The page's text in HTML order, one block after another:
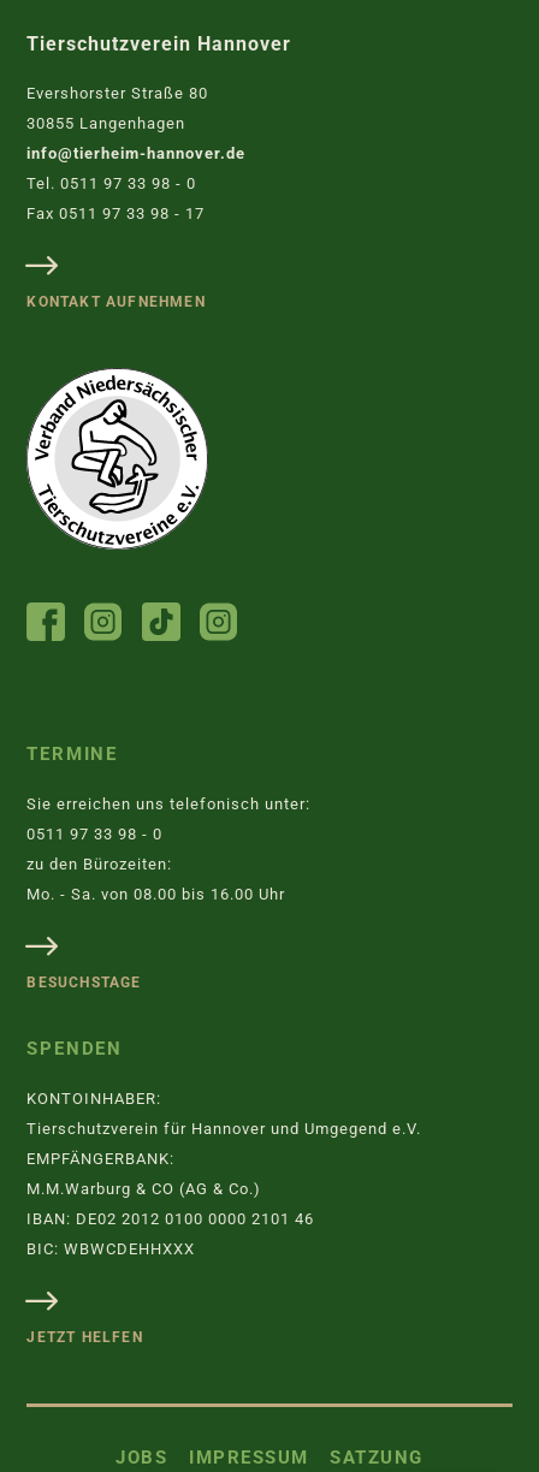
Tierschutzverein Hannover
Evershorster Straße 80
30855 Langenhagen
info@tierheim-hannover.de
Tel. 0511 97 33 98 - 0
Fax 0511 97 33 98 - 17
KONTAKT AUFNEHMEN
FACEBOOKINSTAGRAM
TIERHEIM
TIKTOK
JUGENDTIERSCHUTZGRUPPE
TERMINE
Sie erreichen uns telefonisch unter:
0511 97 33 98 - 0
zu den Bürozeiten:
Mo. - Sa. von 08.00 bis 16.00 Uhr
BESUCHSTAGE
SPENDEN
KONTOINHABER:
Tierschutzverein für Hannover und Umgegend e.V.
EMPFÄNGERBANK:
M.M.Warburg & CO (AG & Co.)
IBAN: DE02 2012 0100 0000 2101 46
BIC: WBWCDEHHXXX
JETZT HELFEN
JOBS IMPRESSUM SATZUNG